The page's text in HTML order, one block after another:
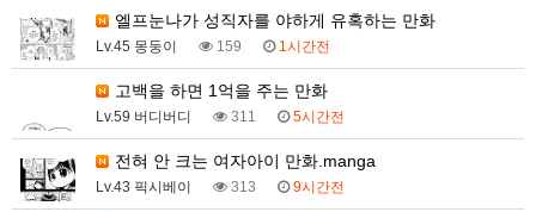
엘프눈나가 성직자를 야하게 유혹하는 만화
Lv.45 몽둥이 159 1시간전
고백을 하면 1억을 주는 만화
Lv.59 버디버디 311 5시간전
전혀 안 크는 여자아이 만화.manga
Lv.43 픽시베이 313 9시간전